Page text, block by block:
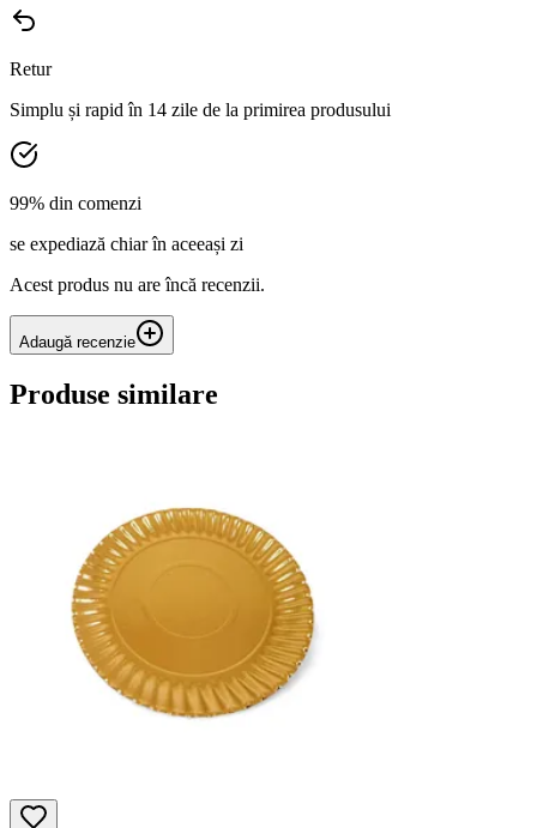
Retur
Simplu și rapid în 14 zile de la primirea produsului
99% din comenzi
se expediază chiar în aceeași zi
Acest produs nu are încă recenzii.
Adaugă recenzie
Produse similare